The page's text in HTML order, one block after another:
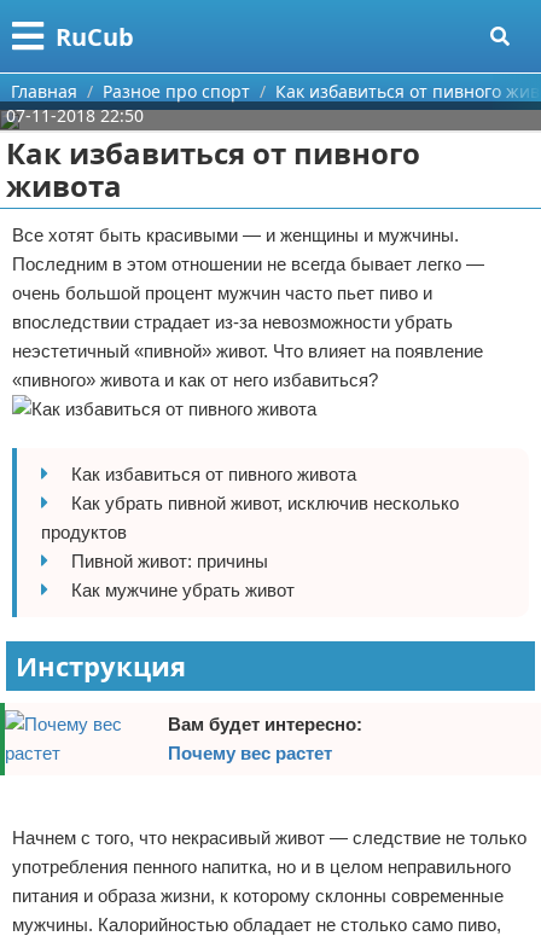
RuCub
Меню
Главная
Категории
Аэробика
Разное про спорт
Баскетбол
Бодибилдинг
Конный спорт
Экстримальный спорт
Футбол
Боевые виды искусства
Теннис
Легкая атлетика
Похудание
Йога и пилатес
Поиск
О проекте
Контакты
Сотрудничество
Размещение рекламы
Для правообладателей
Условия предоставления информации
Отказ от ответственности
Главная Разное про спорт
Как избавиться от пивного
07-11-2018 22:50
Как избавиться от пивного
живота
Все хотят быть красивыми — и женщины и мужчины.
Последним в этом отношении не всегда бывает легко —
очень большой процент мужчин часто пьет пиво и
впоследствии страдает из-за невозможности убрать
неэстетичный «пивной» живот. Что влияет на появление
«пивного» живота и как от него избавиться?
Как избавиться от пивного живота
Как убрать пивной живот, исключив несколько
продуктов
Пивной живот: причины
Как мужчине убрать живот
Инструкция
Вам будет интересно:
Почему вес растет
Начнем с того, что некрасивый живот — следствие не только
употребления пенного напитка, но и в целом неправильного
питания и образа жизни, к которому склонны современные
мужчины. Калорийностью обладает не столько само пиво,